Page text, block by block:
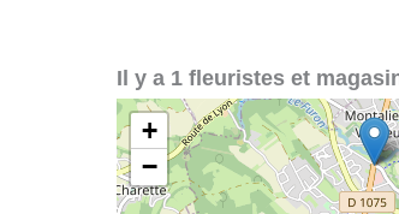
Il y a 1 fleuristes et
+
−